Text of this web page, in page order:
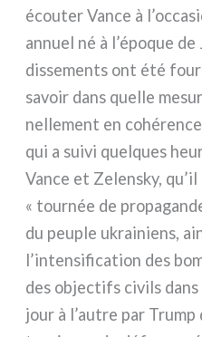
écou­ter Vance à
annuel né à l’époque
dis­se­men­ts ont été
savoir dans quel­le
nel­le­ment en
qui a sui­vi quel­ques
Vance et Zelensky,
« tour­née de
du peu­ple ukrai­niens,
l’intensification des
des objec­tifs civils dans
jour à l’autre par